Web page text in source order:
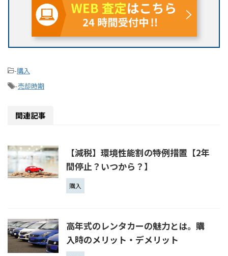
-購入
-売却時期
関連記事
【減税】環境性能割の特例措置【2年
間停止？いつから？】
購入
高年式のレンタカーの魅力とは。購
入時のメリット・デメリット